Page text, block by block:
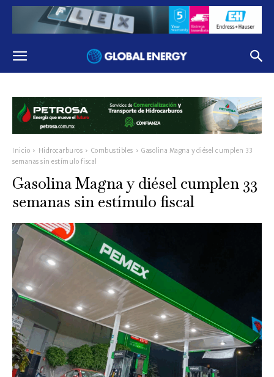
Inicio Hidrocarburos Combustibles
Gasolina Magna y diésel cumplen 33
semanas sin estímulo fiscal
Gasolina Magna y diésel cumplen 33
semanas sin estímulo fiscal